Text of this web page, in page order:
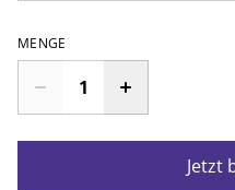
MENGE
Jetzt